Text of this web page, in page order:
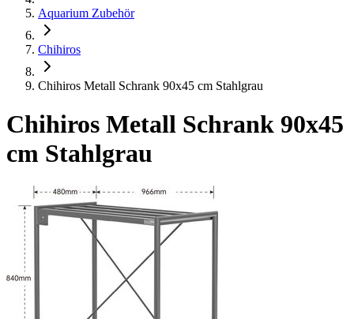
Aquarium Zubehör
Chihiros
Chihiros Metall Schrank 90x45 cm Stahlgrau
Chihiros Metall Schrank 90x45
cm Stahlgrau